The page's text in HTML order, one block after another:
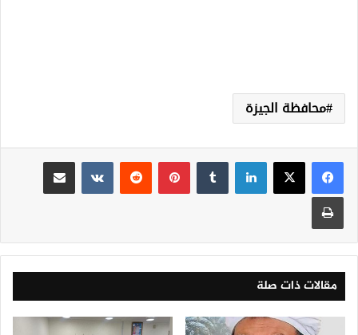
محافظة الجيزة
لينكدإن بينتيريست
مقالات ذات صلة